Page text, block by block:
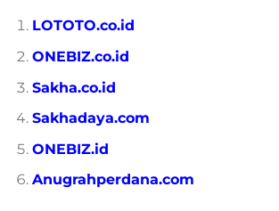
LOTOTO.co.id
ONEBIZ.co.id
Sakha.co.id
Sakhadaya.com
ONEBIZ.id
Anugrahperdana.com